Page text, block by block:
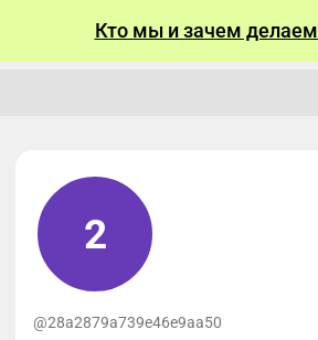
Кто мы и зачем делаем
2
@28a2879a739e46e9aa50